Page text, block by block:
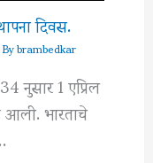
दिवस.
brambedkar
नुसार 1 एप्रिल
आली. भारताचे